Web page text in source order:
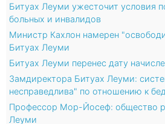
Битуах Леуми ужесточит условия
больных и инвалидов
Министр Кахлон намерен
Битуах Леуми
Битуах Леуми перенес дату
Замдиректора Битуах Леуми:
несправедлива" по отношению к
Профессор Мор-Йосеф: общество
Леуми